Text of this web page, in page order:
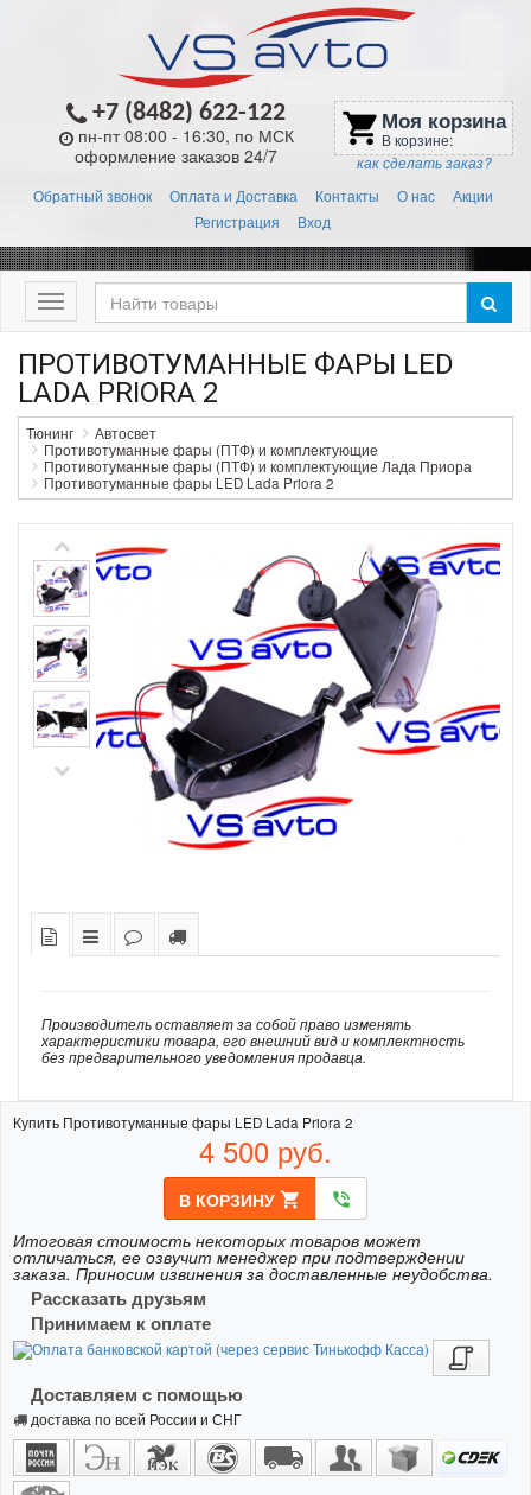
+7 (8482) 622-122
пн-пт 08:00 - 16:30, по МСК
оформление заказов 24/7
shopping_cart Моя корзина
В корзине:
как сделать заказ?
Обратный звонок Оплата и Доставка Контакты О нас
Акции
Регистрация
Вход
Меню
ПРОТИВОТУМАННЫЕ ФАРЫ LED
LADA PRIORA 2
Тюнинг
Автосвет
Противотуманные фары (ПТФ) и комплектующие
Противотуманные фары (ПТФ) и комплектующие Лада Приора
Противотуманные фары LED Lada Priora 2
Производитель оставляет за собой право изменять
характеристики товара, его внешний вид и комплектность
без предварительного уведомления продавца.
Купить Противотуманные фары LED Lada Priora 2
4 500 руб.
В КОРЗИНУ shopping_cart phone_in_talk
Итоговая стоимость некоторых товаров может
отличаться, ее озвучит менеджер при подтверждении
заказа. Приносим извинения за доставленные неудобства.
Рассказать друзьям
Принимаем к оплате
Доставляем с помощью
доставка по всей России и СНГ